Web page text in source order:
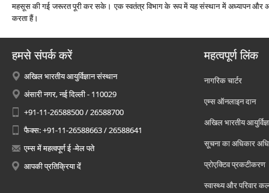
महसूस की गई जरूरत पूरी कर सके। एक स्‍वतंत्र विभाग के रूप में यह संस्‍थान में अध्‍यापन और
करता हैं।
हमसे संपर्क करें
अखिल भारतीय आयुर्विज्ञान संस्थान
अंसारी नगर, नई दिल्ली - 110029
+91-11-26588500 / 26588700
फैक्स: +91-11-26588663 / 26588641
एम्स में महत्वपूर्ण ई -मेल पते
आपकी प्रतिक्रिया दें
महत्वपूर्ण लिंक
नागरिक चार्टर
एम्स ऑनलाइन दान
अखिल भारतीय
सूचना का अधिकार
प्रोएक्टिव प्रकटीकरण
स्वास्थ्य और परिवार